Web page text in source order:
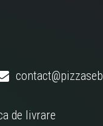
de livrare